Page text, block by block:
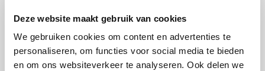
Deze website maakt gebruik van cookies
We gebruiken cookies om content en advertenties te
personaliseren, om functies voor social media te bieden
en om ons websiteverkeer te analyseren. Ook delen we